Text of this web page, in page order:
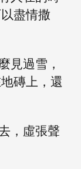
盡情撒
見過雪，
磚上，還
，虛張聲